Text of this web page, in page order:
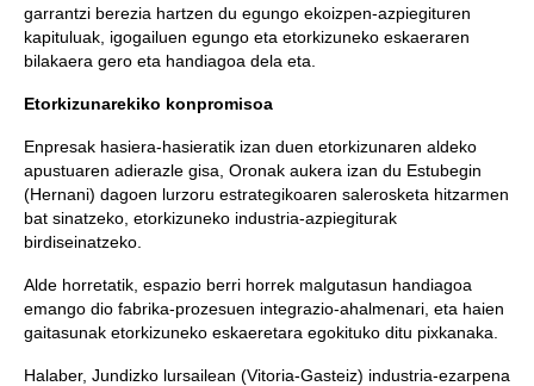
garrantzi berezia hartzen du egungo ekoizpen-azpiegituren
kapituluak, igogailuen egungo eta etorkizuneko eskaeraren
bilakaera gero eta handiagoa dela eta.
Etorkizunarekiko konpromisoa
Enpresak hasiera-hasieratik izan duen etorkizunaren aldeko
apustuaren adierazle gisa, Oronak aukera izan du Estubegin
(Hernani) dagoen lurzoru estrategikoaren salerosketa hitzarmen
bat sinatzeko, etorkizuneko industria-azpiegiturak
birdiseinatzeko.
Alde horretatik, espazio berri horrek malgutasun handiagoa
emango dio fabrika-prozesuen integrazio-ahalmenari, eta haien
gaitasunak etorkizuneko eskaeretara egokituko ditu pixkanaka.
Halaber, Jundizko lursailean (Vitoria-Gasteiz) industria-ezarpena